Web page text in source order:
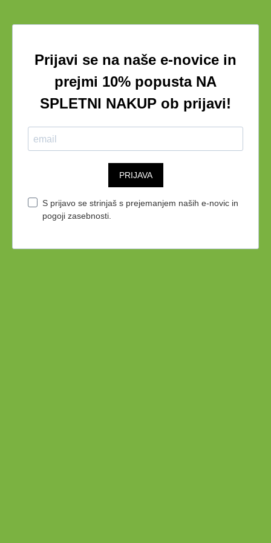
Prijavi se na naše e-novice in
prejmi 10% popusta NA
SPLETNI NAKUP ob prijavi!
PRIJAVA
S prijavo se strinjaš s prejemanjem naših e-novic in
pogoji zasebnosti.